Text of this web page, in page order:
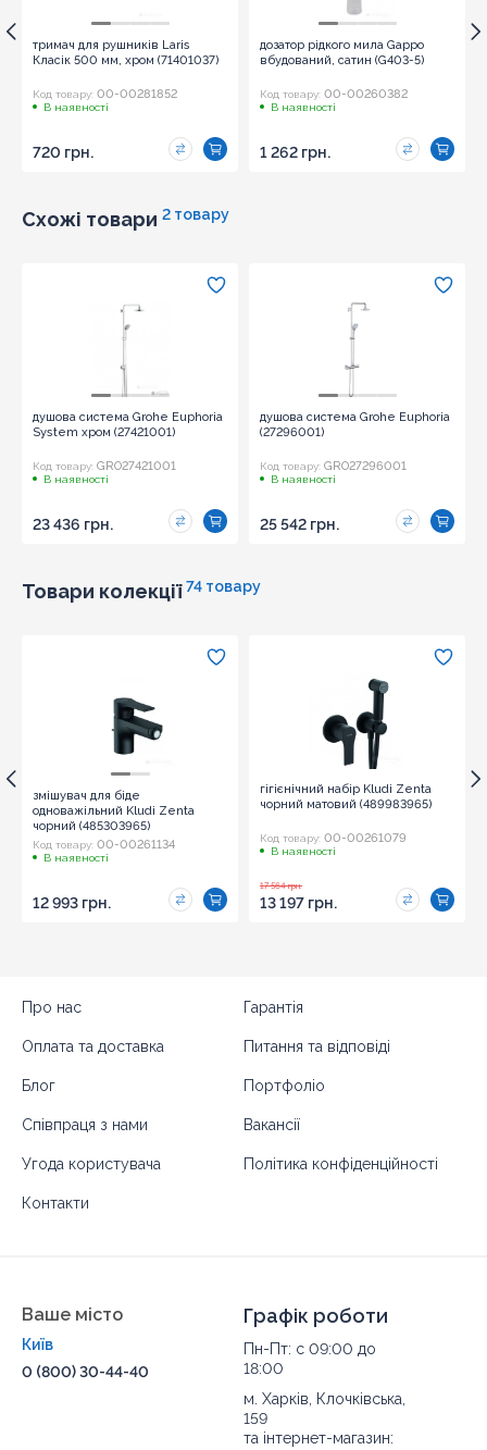
тримач для рушників Laris
Класік 500 мм, хром (71401037)
Код товару: 00-00281852
В наявності
720 грн.
дозатор рідкого мила Gappo
вбудований, сатин (G403-5)
Код товару: 00-00260382
В наявності
1 262 грн.
Схожі товари 2 товару
душова система Grohe Euphoria
System хром (27421001)
Код товару: GRO27421001
В наявності
23 436 грн.
душова система Grohe Euphoria
(27296001)
Код товару: GRO27296001
В наявності
25 542 грн.
Товари колекції 74 товару
змішувач для біде
одноважільний Kludi Zenta
чорний (485303965)
Код товару: 00-00261134
В наявності
12 993 грн.
гігієнічний набір Kludi Zenta
чорний матовий (489983965)
Код товару: 00-00261079
В наявності
17 564 грн.
13 197 грн.
Про нас Гарантія
Оплата та доставка Питання та відповіді
Блог Портфоліо
Співпраця з нами Вакансії
Угода користувача Політика конфіденційності
Контакти
Ваше місто
Київ
0 (800) 30-44-40
Графік роботи
Пн-Пт: с 09:00 до
18:00
м. Харків, Клочківська,
159
та інтернет-магазин: